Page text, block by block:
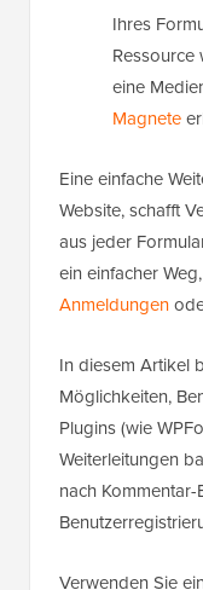
Ihres
Ressource
eine
Magnete
Eine einfache
Website, schafft
aus jeder
ein einfacher
Anmeldungen
In diesem Artikel
Möglichkeiten,
Plugins (wie
Weiterleitungen
nach
Verwenden Sie